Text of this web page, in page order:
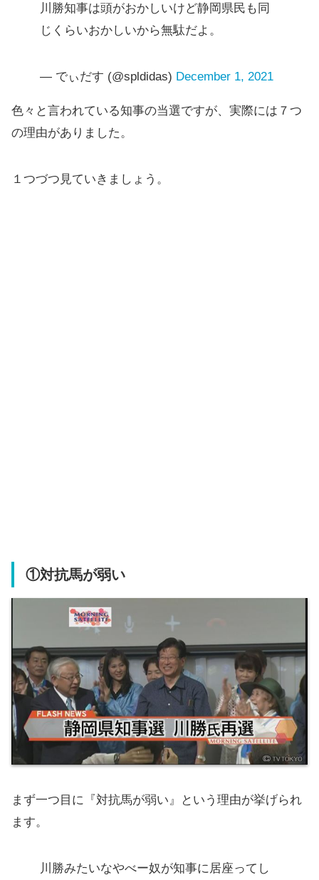
川勝知事は頭がおかしいけど静岡県民も同
じくらいおかしいから無駄だよ。
— でぃだす (@spldidas) December 1, 2021
色々と言われている知事の当選ですが、実際には７つ
の理由がありました。
１つづつ見ていきましょう。
①対抗馬が弱い
まず一つ目に『対抗馬が弱い』という理由が挙げられ
ます。
川勝みたいなやべー奴が知事に居座ってし